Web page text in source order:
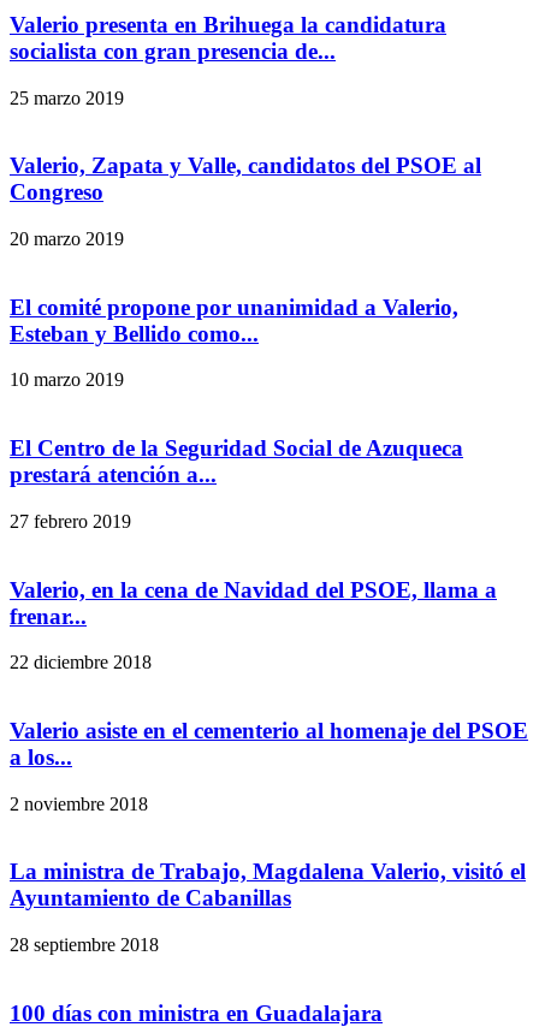
Valerio presenta en Brihuega la candidatura
socialista con gran presencia de...
25 marzo 2019
Valerio, Zapata y Valle, candidatos del PSOE al
Congreso
20 marzo 2019
El comité propone por unanimidad a Valerio,
Esteban y Bellido como...
10 marzo 2019
El Centro de la Seguridad Social de Azuqueca
prestará atención a...
27 febrero 2019
Valerio, en la cena de Navidad del PSOE, llama a
frenar...
22 diciembre 2018
Valerio asiste en el cementerio al homenaje del PSOE
a los...
2 noviembre 2018
La ministra de Trabajo, Magdalena Valerio, visitó el
Ayuntamiento de Cabanillas
28 septiembre 2018
100 días con ministra en Guadalajara